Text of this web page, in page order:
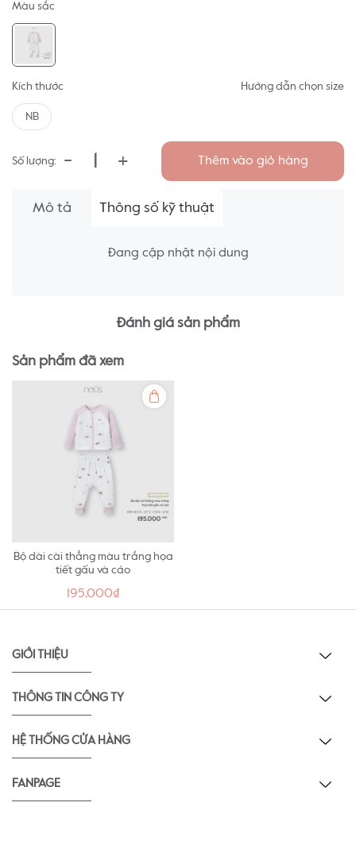
Màu sắc
Kích thước Hướng dẫn chọn size
NB
Số lượng: - + Thêm vào giỏ hàng
Mô tả Thông số kỹ thuật
Đang cập nhật nội dung
Đánh giá sản phẩm
Sản phẩm đã xem
Bộ dài cài thẳng màu trắng họa
tiết gấu và cáo
195,000₫
GIỚI THIỆU
THÔNG TIN CÔNG TY
HỆ THỐNG CỬA HÀNG
FANPAGE